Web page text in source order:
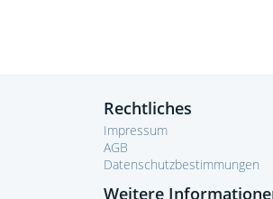
Rechtliches
Impressum
AGB
Datenschutzbestimmungen
Weitere